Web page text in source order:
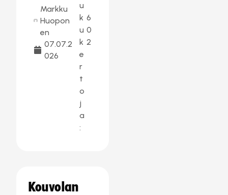
Markku
Huopon
en
07.07.2
026
u
k
u
k
e
r
t
o
j
a
:
6
0
2
Kouvolan